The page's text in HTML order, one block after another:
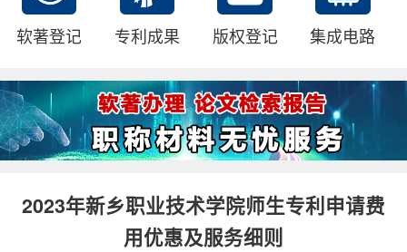
软著登记 专利成果 版权登记 集成电路
2023年新乡职业技术学院师生专利申请费
用优惠及服务细则